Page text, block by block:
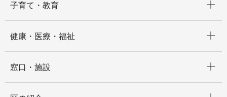
子育て・教育
健康・医療・福祉
窓口・施設